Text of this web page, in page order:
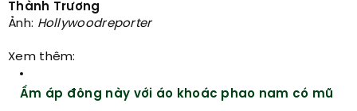
Thành Trương
Ảnh: Hollywoodreporter
Xem thêm:
Ấm áp đông này với áo khoác phao nam có mũ